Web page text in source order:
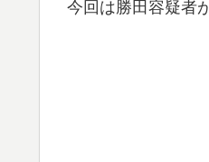
今回は勝田容疑者